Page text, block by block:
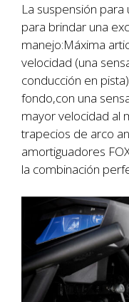
La suspensión
para brindar una
manejo:Máxima
velocidad (una
conducción en
fondo,con una
mayor velocidad al
trapecios de arco
amortiguadores
la combinación